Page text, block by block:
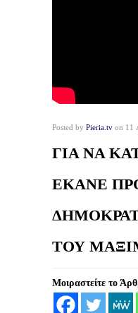
Posted by Pieria.tv on 11
ΓΙΑ ΝΑ
ΕΚΑΝΕ
ΤΟΥ
Μοιραστείτε το